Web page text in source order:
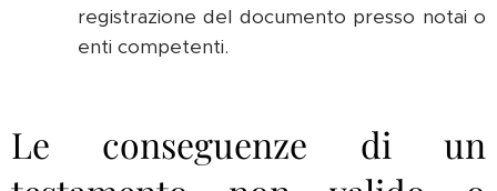
registrazione del documento presso notai o
enti competenti.
Le conseguenze di un